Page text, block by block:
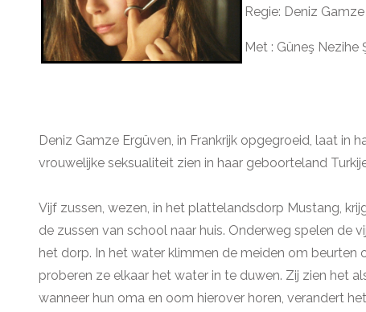
Regie: Deniz
Met : Güneş
Deniz Gamze Ergüven, in Frankrijk opgegroeid, laat in
vrouwelijke seksualiteit zien in haar geboorteland
Vijf zussen, wezen, in het plattelandsdorp Mustang,
de zussen van school naar huis. Onderweg spelen de
het dorp. In het water klimmen de meiden om beurten
proberen ze elkaar het water in te duwen. Zij zien het
wanneer hun oma en oom hierover horen, verandert